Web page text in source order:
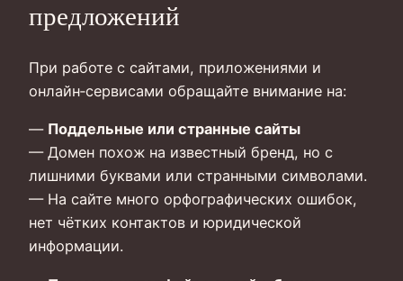
предложений
При работе с сайтами, приложениями и
онлайн‑сервисами обращайте внимание на:
— Поддельные или странные сайты
— Домен похож на известный бренд, но с
лишними буквами или странными символами.
— На сайте много орфографических ошибок,
нет чётких контактов и юридической
информации.